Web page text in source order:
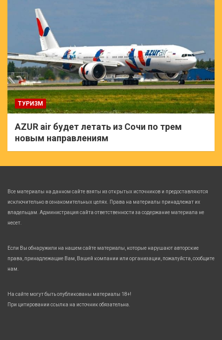
ТУРИЗМ
AZUR air будет летать из Сочи по трем
новым направлениям
Все материалы на данном сайте взяты из открытых источников и предоставляются
исключительно в ознакомительных целях. Права на материалы принадлежат их
владельцам. Администрация сайта ответственности за содержание материала не
несет.
Если Вы обнаружили на нашем сайте материалы, которые нарушают авторские
права, принадлежащие Вам, Вашей компании или организации, пожалуйста, сообщите
нам.
На сайте могут быть опубликованы материалы 18+!
При цитировании ссылка на источник обязательна.